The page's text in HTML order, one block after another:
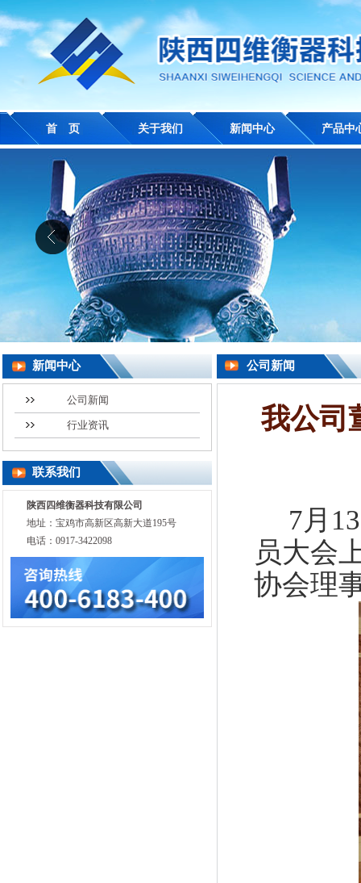
首 页 关于我们 新闻中心 产品中
新闻中心
公司新闻
行业资讯
联系我们
陕西四维衡器科技有限公司
地址：宝鸡市高新区高新大道195号
电话：0917-3422098
公司新闻
我公司
7月 13
员大会
协会理